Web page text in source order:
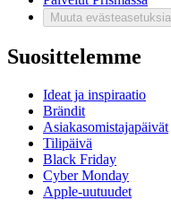
Muuta evästeasetuksia
Suosittelemme
Ideat ja inspiraatio
Brändit
Asiakasomistajapäivät
Tilipäivä
Black Friday
Cyber Monday
Apple-uutuudet